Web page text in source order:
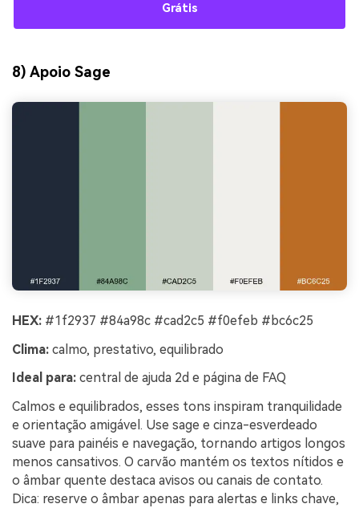
Grátis
8) Apoio Sage
HEX: #1f2937 #84a98c #cad2c5 #f0efeb #bc6c25
Clima: calmo, prestativo, equilibrado
Ideal para: central de ajuda 2d e página de FAQ
Calmos e equilibrados, esses tons inspiram tranquilidade
e orientação amigável. Use sage e cinza-esverdeado
suave para painéis e navegação, tornando artigos longos
menos cansativos. O carvão mantém os textos nítidos e
o âmbar quente destaca avisos ou canais de contato.
Dica: reserve o âmbar apenas para alertas e links chave,